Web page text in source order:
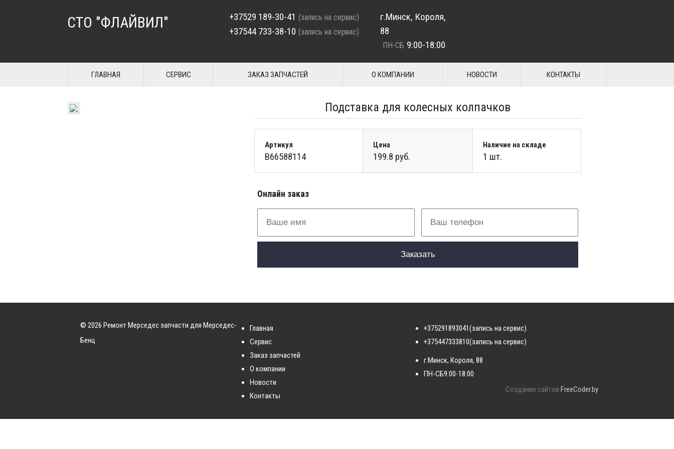
СТО "ФЛАЙВИЛ" +37529 189-30-41 (запись на сервис)
+37544 733-38-10 (запись на сервис)
г.Минск, Короля,
88
ПН-СБ 9:00-18:00
ГЛАВНАЯ СЕРВИС ЗАКАЗ ЗАПЧАСТЕЙ О КОМПАНИИ НОВОСТИ КОНТАКТЫ
Подставка для колесных колпачков
Артикул
B66588114
Цена
199.8 руб.
Наличие на складе
1 шт.
Онлайн заказ
© 2026 Ремонт Мерседес запчасти для Мерседес-
Бенц
Главная
Сервис
Заказ запчастей
О компании
Новости
Контакты
+375291893041(запись на сервис)
+375447333810(запись на сервис)
г.Минск, Короля, 88
ПН-СБ9:00-18:00
Создание сайтов FreeCoder.by